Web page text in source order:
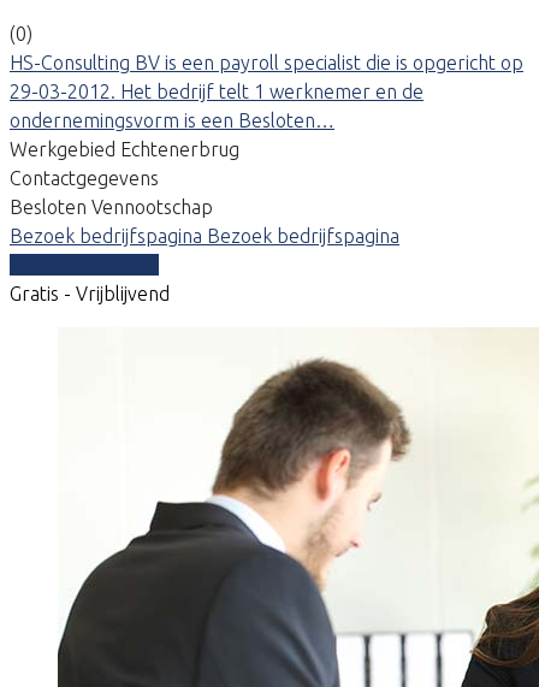
(0)
HS-Consulting BV is een payroll specialist die is opgericht op
29-03-2012. Het bedrijf telt 1 werknemer en de
ondernemingsvorm is een Besloten…
Werkgebied Echtenerbrug
Contactgegevens
Besloten Vennootschap
Bezoek bedrijfspagina Bezoek bedrijfspagina
Gratis - Vrijblijvend